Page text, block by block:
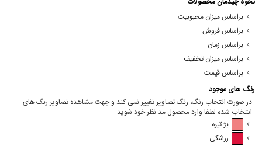
براساس میزان محبوبیت
براساس فروش
براساس زمان
براساس میزان تخفیف
براساس قیمت
رنگ های موجود
در صورت انتخاب رنگ، رنگ تصاویر تغییر نمی کند و جهت مشاهده تصاویر رنگ های
انتخاب شده لطفا وارد محصول مد نظر خود شوید.
بژ تیره
زرشکی